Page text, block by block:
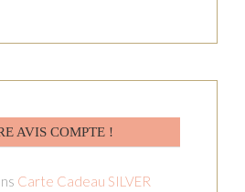
AVIS COMPTE !
Carte Cadeau SILVER